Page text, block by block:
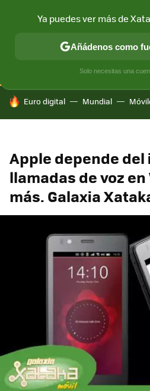
CONECTIVIDAD MÓVIL Y
HOY SE HABLA DE
Euro digital Mundial
Apple depende del
llamadas de voz
más. Galaxia
Ya puedes ver más de
Añádenos como
Solo necesitas una